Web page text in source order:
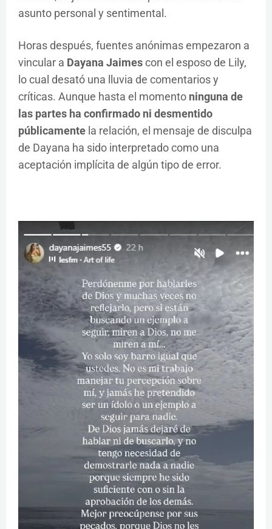
asunto personal y sentimental.
Horas después, fuentes anónimas empezaron a
vincular a Dayana Jaimescon el esposo de Lily,
lo cual desató una lluvia de comentarios y
críticas. Aunque hasta el momento ninguna de
las partes ha confirmado ni desmentido
públicamente la relación, el mensaje de disculpa
de Dayana ha sido interpretado como una
aceptación implícita de algún tipo de error.